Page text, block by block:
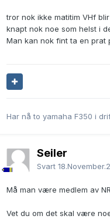
tror nok ikke matitim VHf
knapt nok noe som helst i
Man kan nok fint ta en prat
Har nå to yamaha F350 i
Seiler
Svart
Må man være medlem av
Vet du om det skal være